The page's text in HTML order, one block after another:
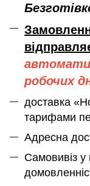
робочих
доставка
тарифами
Адресна
Самовивіз